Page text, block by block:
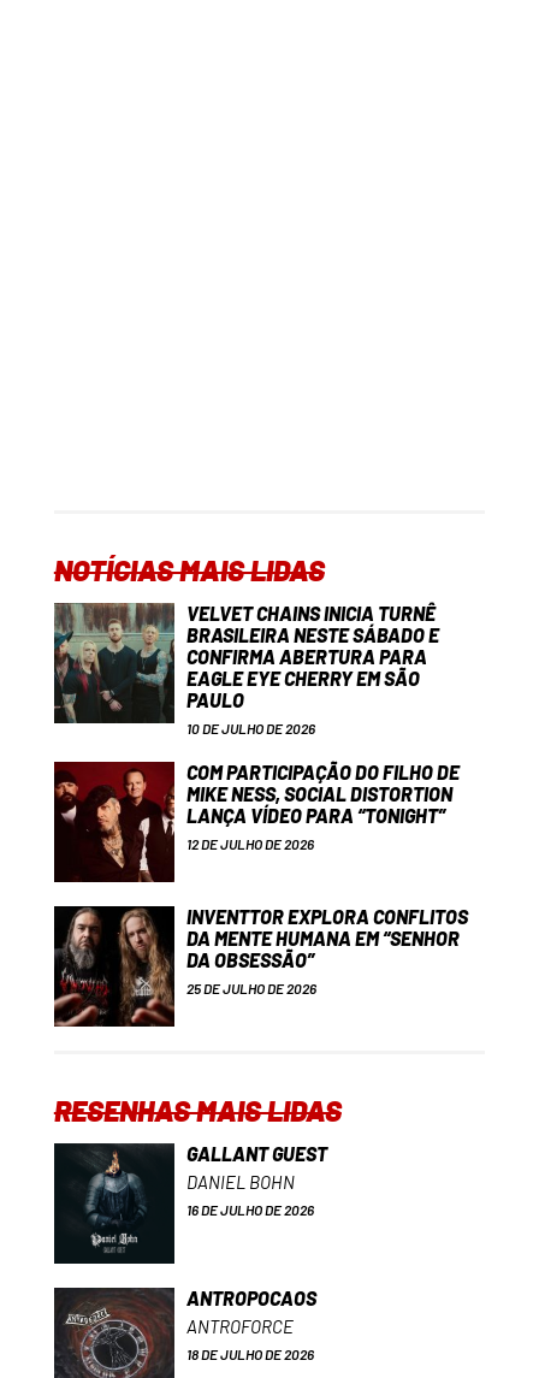
NOTÍCIAS MAIS LIDAS
VELVET CHAINS INICIA TURNÊ
BRASILEIRA NESTE SÁBADO E
CONFIRMA ABERTURA PARA
EAGLE EYE CHERRY EM SÃO
PAULO
10 DE JULHO DE 2026
COM PARTICIPAÇÃO DO FILHO DE
MIKE NESS, SOCIAL DISTORTION
LANÇA VÍDEO PARA “TONIGHT”
12 DE JULHO DE 2026
INVENTTOR EXPLORA CONFLITOS
DA MENTE HUMANA EM “SENHOR
DA OBSESSÃO”
25 DE JULHO DE 2026
RESENHAS MAIS LIDAS
GALLANT GUEST
DANIEL BOHN
16 DE JULHO DE 2026
ANTROPOCAOS
ANTROFORCE
18 DE JULHO DE 2026